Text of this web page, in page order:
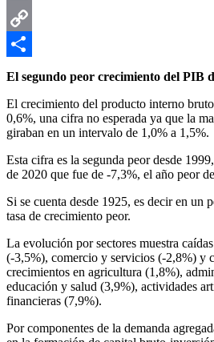
Email
Copy
Link
Compartir
El segundo peor crecimiento del PIB
El crecimiento del producto interno
0,6%, una cifra no esperada ya que la
giraban en un intervalo de 1,0% a 1,5%.
Esta cifra es la segunda peor desde
de 2020 que fue de -7,3%, el año peor
Si se cuenta desde 1925, es decir en un
tasa de crecimiento peor.
La evolución por sectores muestra
(-3,5%), comercio y servicios (-2,8%) y
crecimientos en agricultura (1,8%),
educación y salud (3,9%), actividades
financieras (7,9%).
Por componentes de la demanda